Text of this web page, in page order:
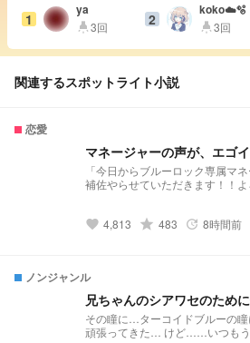
1
ya
highlight3回 2
koko☁️🫧
highlight3回
関連するスポットライト小説
恋愛
マネージャーの声が、エゴ
「今日からブルーロック専属マ
補佐やらせていただきます！！よろしく！
んな」 無自覚天然鈍感マネージャー×独占欲強め男子たち ブル
作沿い）（主の気まぐれ）（落ち
タブ手に入ったら漫画版描きてえな（未定） ※
「肥大型心筋症」という実在する
れます。 物語の都合上、症状や
創作・脚色を加えております。
favorite 4,813 grade 483 update 8時間前
ノンジャンル
兄ちゃんのシアワセのため
その瞳に…ターコイドブルーの
頑張ってきた… けど……いつもう